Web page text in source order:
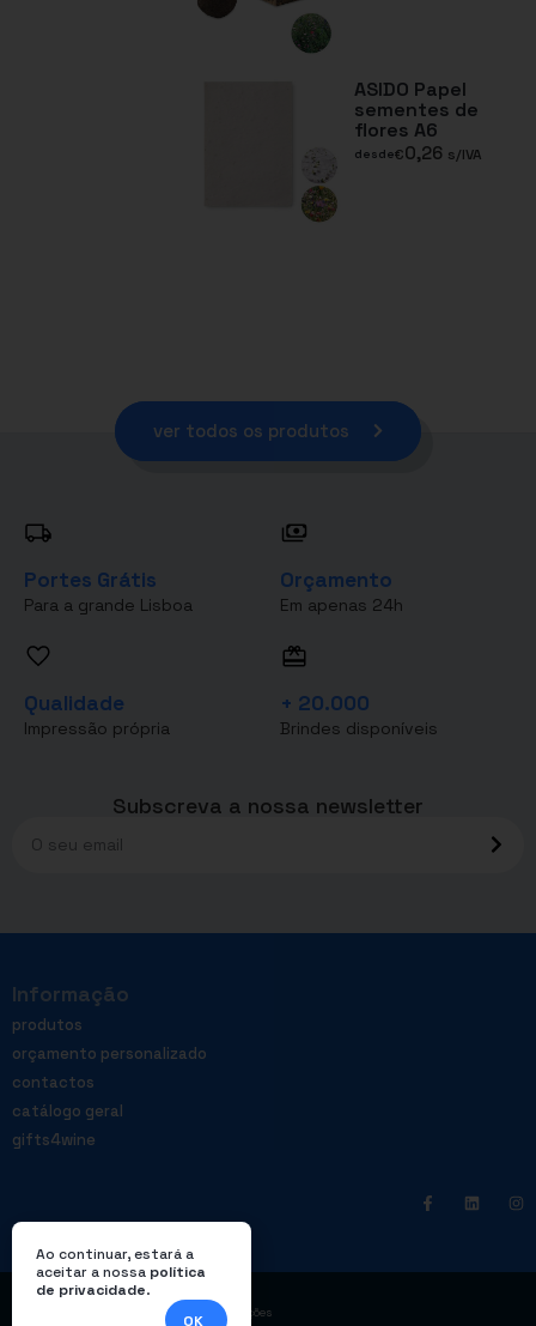
ASIDO Papel
sementes de
flores A6
desde€0,26 s/IVA
ver todos os produtos
Portes Grátis
Para a grande Lisboa
Orçamento
Em apenas 24h
Qualidade
Impressão própria
+ 20.000
Brindes disponíveis
Subscreva a nossa newsletter
Informação
produtos
orçamento personalizado
contactos
catálogo geral
gifts4wine
Livro de reclamações
Ao continuar, estará a
aceitar a nossa política
de privacidade.
OK